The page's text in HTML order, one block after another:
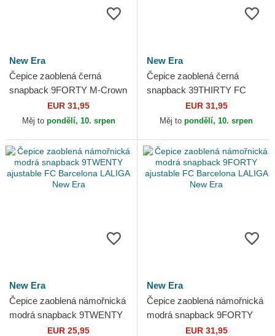
New Era
Čepice zaoblená černá
snapback 9FORTY M-Crown
FC Barcelona LALIGA New
Era
EUR 31,95
Měj to pondělí, 10. srpen
New Era
Čepice zaoblená černá
snapback 39THIRTY FC
Barcelona LALIGA New Era
EUR 31,95
Měj to pondělí, 10. srpen
New Era
Čepice zaoblená námořnická
modrá snapback 9TWENTY
ajustable FC Barcelona
EUR 25,95
New Era
Čepice zaoblená námořnická
modrá snapback 9FORTY
ajustable FC Barcelona
EUR 31,95